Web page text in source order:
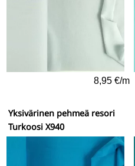
8,95 €/m
Yksivärinen pehmeä resori
Turkoosi X940